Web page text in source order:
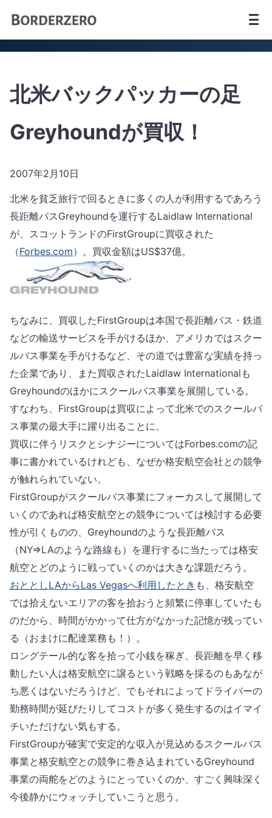
北米バックパッカーの足
Greyhoundが買収！
2007年2月10日
北米を貧乏旅行で回るときに多くの人が利用するであろう
長距離バスGreyhoundを運行するLaidlaw International
が、スコットランドのFirstGroupに買収された
（Forbes.com）。買収金額はUS$37億。
ちなみに、買収したFirstGroupは本国で長距離バス・鉄道
などの輸送サービスを手がけるほか、アメリカではスクー
ルバス事業を手がけるなど、その道では豊富な実績を持っ
た企業であり、また買収されたLaidlaw Internationalも
Greyhoundのほかにスクールバス事業を展開している。
すなわち、FirstGroupは買収によって北米でのスクールバ
ス事業の最大手に躍り出ることに。
買収に伴うリスクとシナジーについてはForbes.comの記
事に書かれているけれども、なぜか格安航空会社との競争
が触れられていない。
FirstGroupがスクールバス事業にフォーカスして展開して
いくのであれば格安航空との競争については検討する必要
性が引くものの、Greyhoundのような長距離バス
（NY⇒LAのような路線も）を運行するに当たっては格安
航空とどのように戦っていくのかは大きな課題だろう。
おととしLAからLas Vegasへ利用したとき も、格安航空
では拾えないエリアの客を拾おうと頻繁に停車していたも
のだから、時間がかかって仕方がなかった記憶が残ってい
る（おまけに配達業務も！）。
ロングテール的な客を拾って小銭を稼ぎ、長距離を早く移
動したい人は格安航空に譲るという戦略を採るのもあなが
ち悪くはないだろうけど、でもそれによってドライバーの
勤務時間が延びたりしてコストが多く発生するのはイマイ
チいただけない気もする。
FirstGroupが確実で安定的な収入が見込めるスクールバス
事業と格安航空との競争に巻き込まれているGreyhound
事業の両舵をどのようにとっていくのか、すごく興味深く
今後静かにウォッチしていこうと思う。